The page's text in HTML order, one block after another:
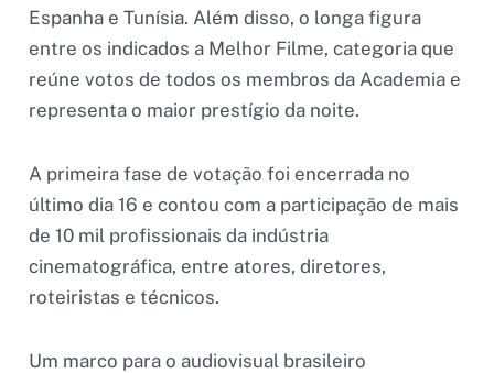
Espanha e Tunísia. Além disso, o longa figura
entre os indicados a Melhor Filme, categoria que
reúne votos de todos os membros da Academia e
representa o maior prestígio da noite.
A primeira fase de votação foi encerrada no
último dia 16 e contou com a participação de mais
de 10 mil profissionais da indústria
cinematográfica, entre atores, diretores,
roteiristas e técnicos.
Um marco para o audiovisual brasileiro